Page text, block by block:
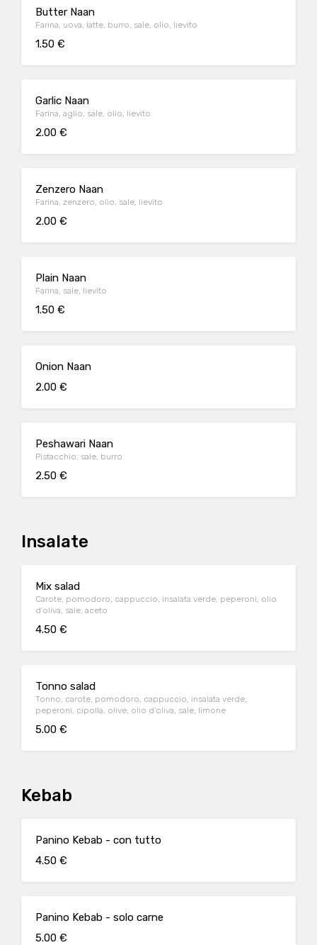
Butter Naan
Farina, uova, latte, burro, sale, olio, lievito
1.50 €
Garlic Naan
Farina, aglio, sale, olio, lievito
2.00 €
Zenzero Naan
Farina, zenzero, olio, sale, lievito
2.00 €
Plain Naan
Farina, sale, lievito
1.50 €
Onion Naan
2.00 €
Peshawari Naan
Pistacchio, sale, burro
2.50 €
Insalate
Mix salad
Carote, pomodoro, cappuccio, insalata verde, peperoni, olio
d’oliva, sale, aceto
4.50 €
Tonno salad
Tonno, carote, pomodoro, cappuccio, insalata verde,
peperoni, cipolla, olive, olio d’oliva, sale, limone
5.00 €
Kebab
Panino Kebab - con tutto
4.50 €
Panino Kebab - solo carne
5.00 €